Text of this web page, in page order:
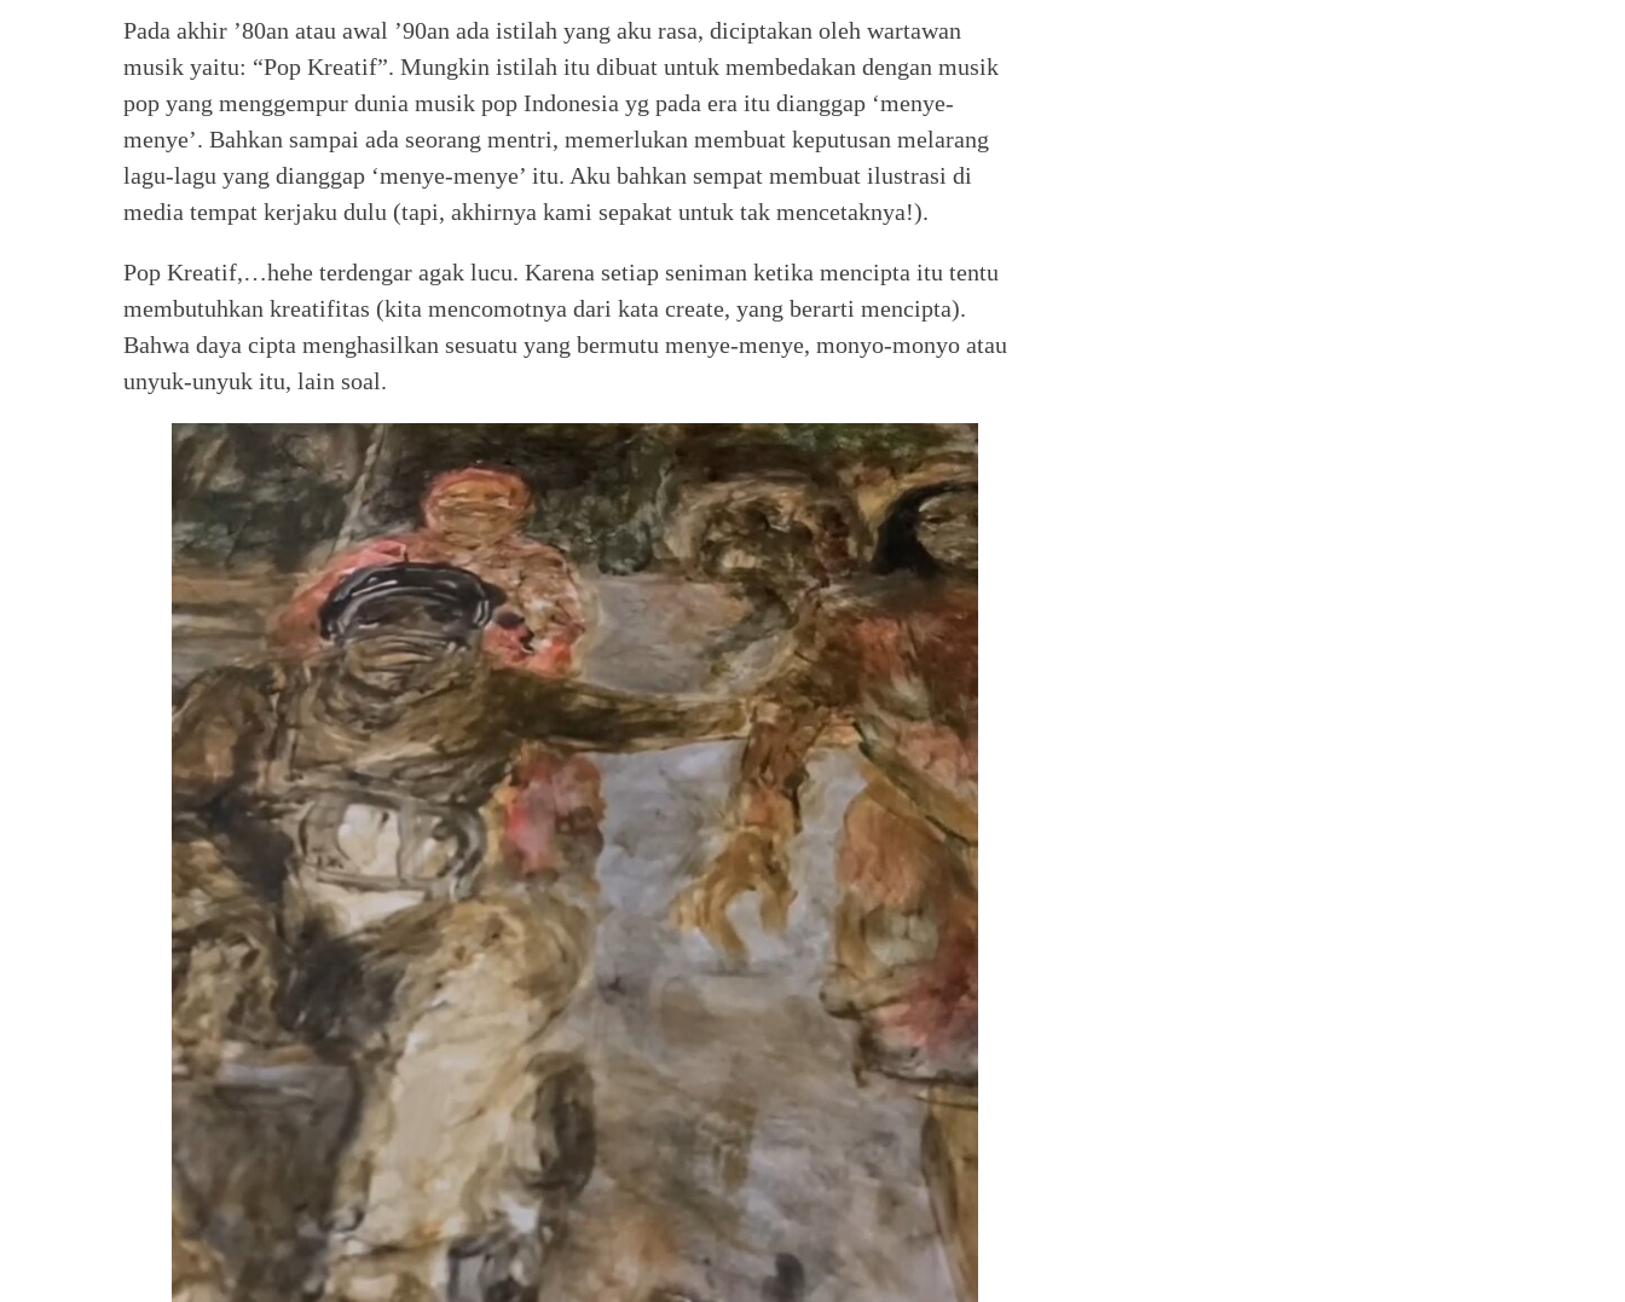
Pada akhir ’80an atau awal ’90an ada istilah yang aku rasa, diciptakan oleh wartawan
musik yaitu: “Pop Kreatif”. Mungkin istilah itu dibuat untuk membedakan dengan musik
pop yang menggempur dunia musik pop Indonesia yg pada era itu dianggap ‘menye-
menye’. Bahkan sampai ada seorang mentri, memerlukan membuat keputusan melarang
lagu-lagu yang dianggap ‘menye-menye’ itu. Aku bahkan sempat membuat ilustrasi di
media tempat kerjaku dulu (tapi, akhirnya kami sepakat untuk tak mencetaknya!).
Pop Kreatif,…hehe terdengar agak lucu. Karena setiap seniman ketika mencipta itu tentu
membutuhkan kreatifitas (kita mencomotnya dari kata create, yang berarti mencipta).
Bahwa daya cipta menghasilkan sesuatu yang bermutu menye-menye, monyo-monyo atau
unyuk-unyuk itu, lain soal.